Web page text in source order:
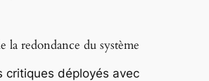
la redondance du système
critiques déployés avec